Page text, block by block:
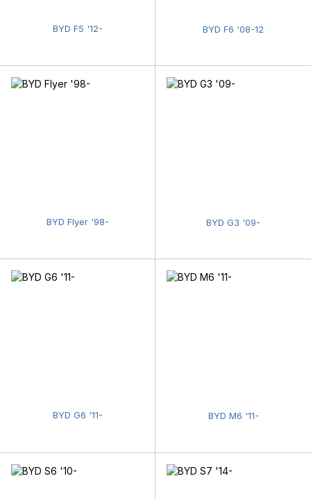
BYD F5 '12- BYD F6 '08-12
BYD Flyer '98- BYD G3 '09-
BYD G6 '11- BYD M6 '11-